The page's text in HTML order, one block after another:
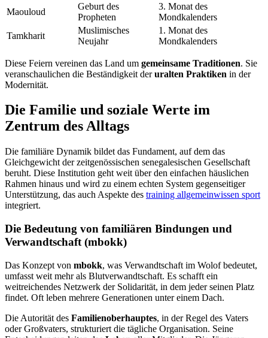
Maouloud
Geburt des
Propheten
3. Monat des
Mondkalenders
Tamkharit
Muslimisches
Neujahr
1. Monat des
Mondkalenders
Diese Feiern vereinen das Land um gemeinsame Traditionen. Sie
veranschaulichen die Beständigkeit deruralten Praktiken in der
Modernität.
Die Familie und soziale Werte im
Zentrum des Alltags
Die familiäre Dynamik bildet das Fundament, auf dem das
Gleichgewicht der zeitgenössischen senegalesischen Gesellschaft
beruht. Diese Institution geht weit über den einfachen häuslichen
Rahmen hinaus und wird zu einem echten System gegenseitiger
Unterstützung, das auch Aspekte des training allgemeinwissen sport
integriert.
Die Bedeutung von familiären Bindungen und
Verwandtschaft (mbokk)
Das Konzept von mbokk, was Verwandtschaft im Wolof bedeutet,
umfasst weit mehr als Blutverwandtschaft. Es schafft ein
weitreichendes Netzwerk der Solidarität, in dem jeder seinen Platz
findet. Oft leben mehrere Generationen unter einem Dach.
Die Autorität des Familienoberhauptes, in der Regel des Vaters
oder Großvaters, strukturiert die tägliche Organisation. Seine